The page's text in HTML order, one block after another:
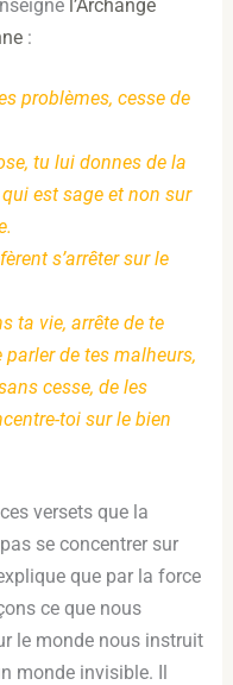
l’Archange
:
problèmes, cesse de
tu lui donnes de la
est sage et non sur
s’arrêter sur le
ta vie, arrête de te
de tes malheurs,
cesse, de les
toi sur le bien
versets que la
se concentrer sur
que par la force
ce que nous
le monde nous instruit
monde invisible. Il